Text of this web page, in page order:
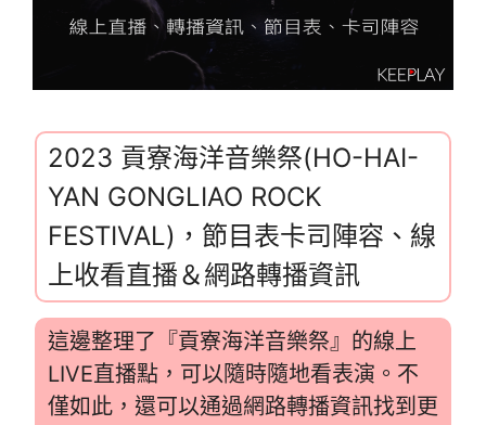
2023 貢寮海洋音樂祭(HO-HAI-
YAN GONGLIAO ROCK
FESTIVAL)，節目表卡司陣容、線
上收看直播＆網路轉播資訊
這邊整理了『貢寮海洋音樂祭』的線上
LIVE直播點，可以隨時隨地看表演。不
僅如此，還可以通過網路轉播資訊找到更